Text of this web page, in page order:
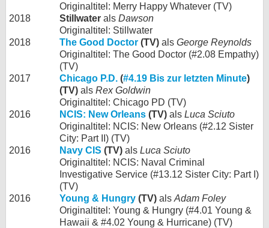
Originaltitel: Merry Happy Whatever (TV)
2018
Stillwater als Dawson
Originaltitel: Stillwater
2018
The Good Doctor (TV) als George Reynolds
Originaltitel: The Good Doctor (#2.08 Empathy)
(TV)
2017
Chicago P.D. (#4.19 Bis zur letzten Minute)
(TV) als Rex Goldwin
Originaltitel: Chicago PD (TV)
2016
NCIS: New Orleans (TV) als Luca Sciuto
Originaltitel: NCIS: New Orleans (#2.12 Sister
City: Part II) (TV)
2016
Navy CIS (TV) als Luca Sciuto
Originaltitel: NCIS: Naval Criminal
Investigative Service (#13.12 Sister City: Part I)
(TV)
2016
Young & Hungry (TV) als Adam Foley
Originaltitel: Young & Hungry (#4.01 Young &
Hawaii & #4.02 Young & Hurricane) (TV)